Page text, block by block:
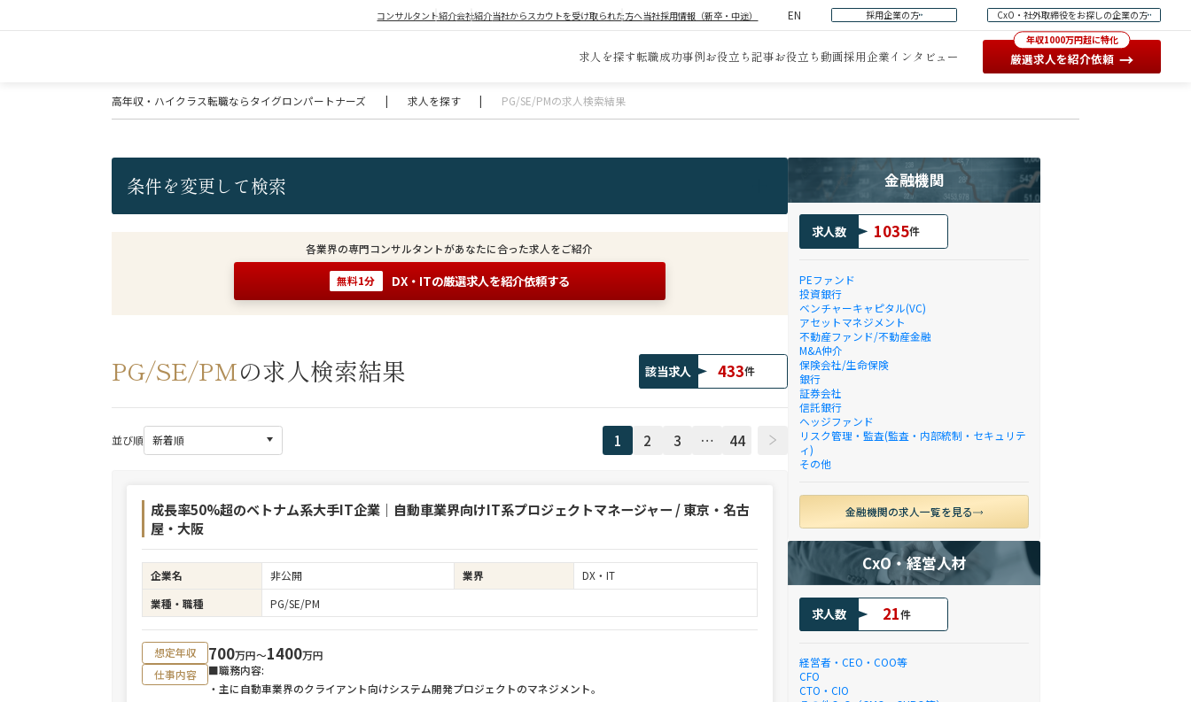
コンサルタント紹介会社紹介当社からスカウトを受け取られた方へ当社採用情報（新卒・中途） EN 採用企業の方 CxO・社外取締役をお探しの企業の方
求人を探す転職成功事例お役立ち記事お役立ち動画採用企業インタビュー
年収1000万円超に特化
厳選求人を紹介依頼 →
高年収・ハイクラス転職ならタイグロンパートナーズ | 求人を探す | PG/SE/PMの求人検索結果
条件を変更して検索
各業界の専門コンサルタントがあなたに合った求人をご紹介
無料1分 DX・ITの厳選求人を紹介依頼する
PG/SE/PMの求人検索結果 該当求人 433件
並び順 1 2 3 … 44
成長率50%超のベトナム系大手IT企業｜自動車業界向けIT系プロジェクトマネージャー / 東京・名古
屋・大阪
企業名 非公開 業界
DX・IT
業種・職種
PG/SE/PM
想定年収 700万円〜1400万円
仕事内容
■職務内容:
・主に自動車業界のクライアント向けシステム開発プロジェクトのマネジメント。
金融機関
求人数 1035件
PEファンド
投資銀行
ベンチャーキャピタル(VC)
アセットマネジメント
不動産ファンド/不動産金融
M&A仲介
保険会社/生命保険
銀行
証券会社
信託銀行
ヘッジファンド
リスク管理・監査(監査・内部統制・セキュリテ
ィ)
その他
金融機関の求人一覧を見る
CxO・経営人材
求人数 21件
経営者・CEO・COO等
CFO
CTO・CIO